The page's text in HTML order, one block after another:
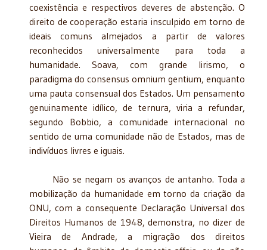
coexistência e respectivos deveres de abstenção. O
direito de cooperação estaria insculpido em torno de
ideais comuns almejados a partir de valores
reconhecidos universalmente para toda a
humanidade. Soava, com grande lirismo, o
paradigma do consensus omnium gentium, enquanto
uma pauta consensual dos Estados. Um pensamento
genuinamente idílico, de ternura, viria a refundar,
segundo Bobbio, a comunidade internacional no
sentido de uma comunidade não de Estados, mas de
indivíduos livres e iguais.
Não se negam os avanços de antanho. Toda a
mobilização da humanidade em torno da criação da
ONU, com a consequente Declaração Universal dos
Direitos Humanos de 1948, demonstra, no dizer de
Vieira de Andrade, a migração dos direitos